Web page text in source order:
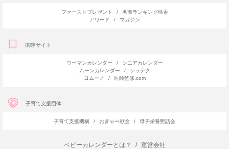
ファーストプレゼント /
名前ランキング検索
アワード
/ マガジン
関連サイト
ウーマンカレンダー /
シニアカレンダー
ムーンカレンダー
/
シッテク
ヨムーノ
/ 医師監修.com
子育て支援団体
子育て支援機構 / おぎゃー献金 / 母子栄養懇話会
ベビーカレンダーとは？ /
運営会社